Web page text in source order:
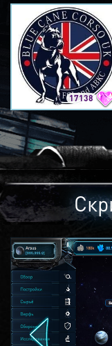
17138